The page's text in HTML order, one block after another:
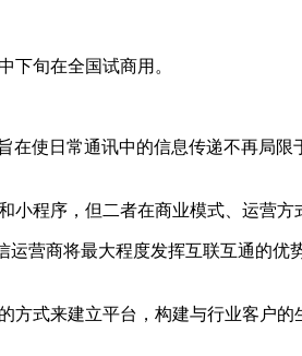
下旬在全国试商用。
使日常通讯中的信息传递不再局限
程序，但二者在商业模式、运营方
营商将最大程度发挥互联互通的优
方式来建立平台，构建与行业客户